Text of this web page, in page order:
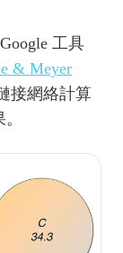
工具
& Meyer
接網絡計算